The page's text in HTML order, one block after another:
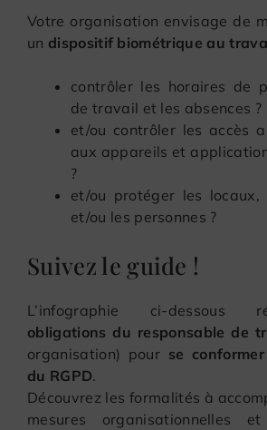
Votre organisation envisage de
un dispositif biométrique au
contrôler les horaires de
de travail et les absences ?
et/ou contrôler les accès
aux appareils et
?
et/ou protéger les locaux,
et/ou les personnes ?
Suivez le guide !
L’infographie ci-dessous
obligations du responsable de
organisation) pour se
du RGPD.
Découvrez les formalités à
mesures organisationnelles